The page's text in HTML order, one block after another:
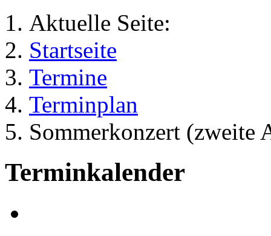
Aktuelle Seite:
Startseite
Termine
Terminplan
Sommerkonzert (zweite
Terminkalender